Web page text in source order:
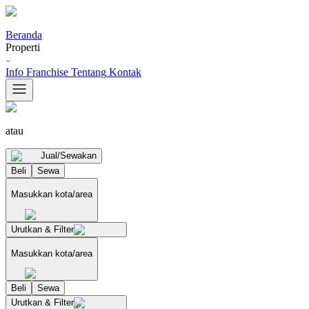
Beranda
Properti
Info Franchise Tentang Kontak
atau
Jual/Sewakan
Beli
Sewa
Masukkan kota/area
Urutkan & Filter
Masukkan kota/area
Beli
Sewa
Urutkan & Filter